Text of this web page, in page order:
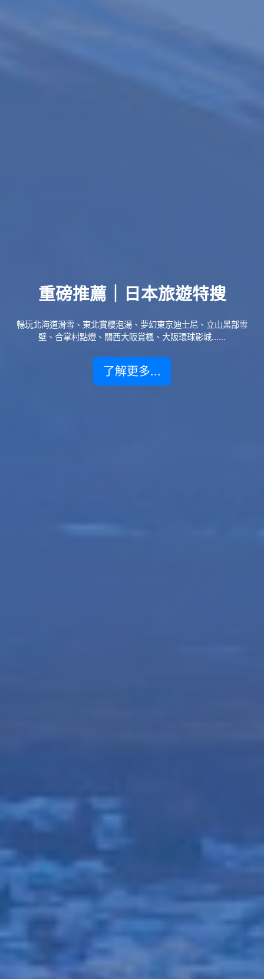
重磅推薦｜日本旅遊特搜
暢玩北海道滑雪、東北賞櫻泡湯、夢幻東京迪士尼、立山黑部雪
壁、合掌村點燈、關西大阪賞楓、大阪環球影城......
了解更多...